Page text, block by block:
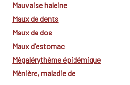
Mauvaise haleine
Maux de dents
Maux de dos
Maux d'estomac
Mégalérythème épidémique
Ménière, maladie de